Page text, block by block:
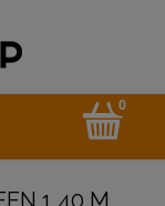
1,40 M